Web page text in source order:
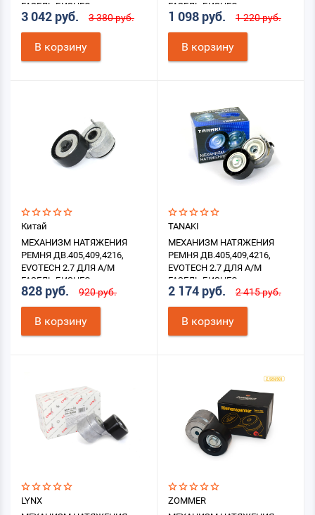
ГАЗЕЛЬ БИЗНЕС
3 042 руб. 3 380 руб.
В корзину
ГАЗЕЛЬ БИЗНЕС
1 098 руб. 1 220 руб.
В корзину
Китай
МЕХАНИЗМ НАТЯЖЕНИЯ
РЕМНЯ ДВ.405,409,4216,
EVOTECH 2.7 ДЛЯ А/М
ГАЗЕЛЬ БИЗНЕС
828 руб. 920 руб.
В корзину
TANAKI
МЕХАНИЗМ НАТЯЖЕНИЯ
РЕМНЯ ДВ.405,409,4216,
EVOTECH 2.7 ДЛЯ А/М
ГАЗЕЛЬ БИЗНЕС
2 174 руб. 2 415 руб.
В корзину
LYNX
ZOMMER